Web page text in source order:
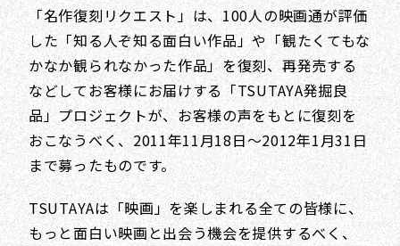
「名作復刻リクエスト」は、100人の映画通が評価
した「知る人ぞ知る面白い作品」や「観たくてもな
かなか観られなかった作品」を復刻、再発売する
などしてお客様にお届けする「TSUTAYA発掘良
品」プロジェクトが、お客様の声をもとに復刻を
おこなうべく、2011年11月18日～2012年1月31日
まで募ったものです。
TSUTAYAは「映画」を楽しまれる全ての皆様に、
もっと面白い映画と出会う機会を提供するべく、